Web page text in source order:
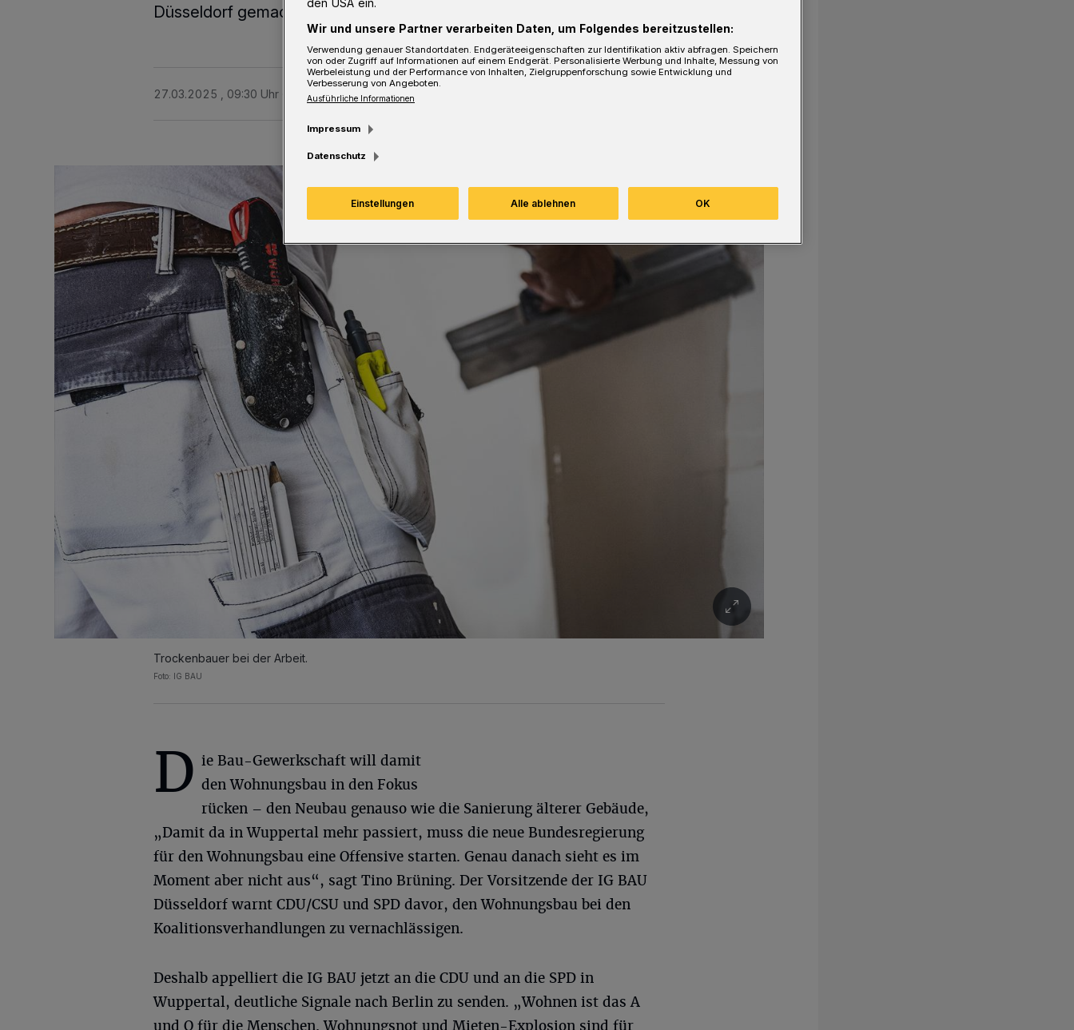
Düsseldorf gemacht hat.
27.03.2025 , 09:30 Uhr 3 Minuten Lesezeit
Trockenbauer bei der Arbeit.
Foto: IG BAU
D ie Bau-Gewerkschaft will damit
den Wohnungsbau in den Fokus
rücken – den Neubau genauso wie die Sanierung älterer Gebäude,
„Damit da in Wuppertal mehr passiert, muss die neue Bundesregierung
für den Wohnungsbau eine Offensive starten. Genau danach sieht es im
Moment aber nicht aus“, sagt Tino Brüning. Der Vorsitzende der IG BAU
Düsseldorf warnt CDU/CSU und SPD davor, den Wohnungsbau bei den
Koalitionsverhandlungen zu vernachlässigen.
Deshalb appelliert die IG BAU jetzt an die CDU und an die SPD in
Wuppertal, deutliche Signale nach Berlin zu senden. „Wohnen ist das A
und O für die Menschen. Wohnungsnot und Mieten-Explosion sind für
den USA ein.
Wir und unsere Partner verarbeiten Daten, um Folgendes bereitzustellen:
Verwendung genauer Standortdaten. Endgeräteeigenschaften zur Identifikation aktiv abfragen. Speichern
von oder Zugriff auf Informationen auf einem Endgerät. Personalisierte Werbung und Inhalte, Messung von
Werbeleistung und der Performance von Inhalten, Zielgruppenforschung sowie Entwicklung und
Verbesserung von Angeboten.
Ausführliche Informationen
Impressum
Datenschutz
Einstellungen Alle ablehnen OK